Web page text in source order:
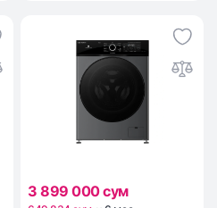
3 899 000 сум